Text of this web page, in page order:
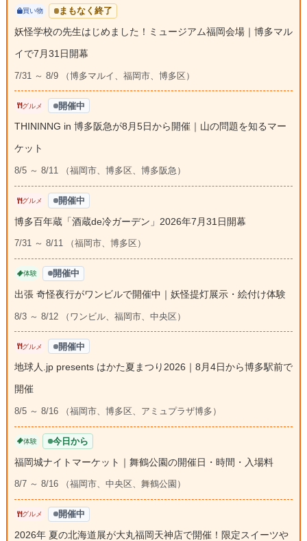
買い物 まもなく終了
妖怪学校の先生はじめました！ミュージアム福岡会場｜博多マル
イで7月31日開幕
7/31 ～ 8/9 （博多マルイ、福岡市、博多区）
グルメ 開催中
THININNG in 博多阪急が8月5日から開催｜山の問題を知るマー
ケット
8/5 ～ 8/11 （福岡市、博多区、博多阪急）
グルメ 開催中
博多百年蔵「酒蔵de冷ガーデン」2026年7月31日開幕
7/31 ～ 8/11 （福岡市、博多区）
体験 開催中
出張 奇怪夜行がワンビルで開催中｜妖怪提灯展示・絵付け体験
8/3 ～ 8/12 （ワンビル、福岡市、中央区）
グルメ 開催中
地球人.jp presents はかた夏まつり2026｜8月4日から博多駅前で
開催
8/5 ～ 8/16 （福岡市、博多区、アミュプラザ博多）
体験 今日から
福岡城ナイトマーケット｜舞鶴公園の開催日・時間・入場料
8/7 ～ 8/16 （福岡市、中央区、舞鶴公園）
グルメ 開催中
2026年 夏の北海道展が大丸福岡天神店で開催！限定スイーツや